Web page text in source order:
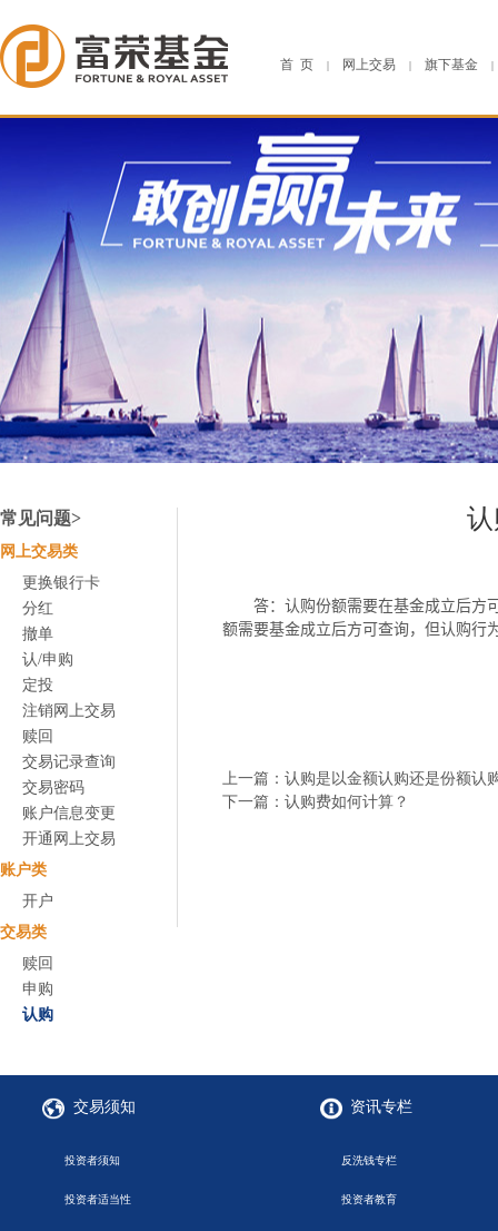
首 页 | 网上交易 | 旗下基金 |
常见问题>
网上交易类
更换银行卡
分红
撤单
认/申购
定投
注销网上交易
赎回
交易记录查询
交易密码
账户信息变更
开通网上交易
账户类
开户
交易类
赎回
申购
认购
答：认购份额需要在基金成立后方
额需要基金成立后方可查询，但认购行
上一篇：认购是以金额认购还是份额认
下一篇：认购费如何计算？
交易须知
投资者须知
投资者适当性
资讯专栏
反洗钱专栏
投资者教育